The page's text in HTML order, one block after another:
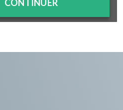
CONTINUER